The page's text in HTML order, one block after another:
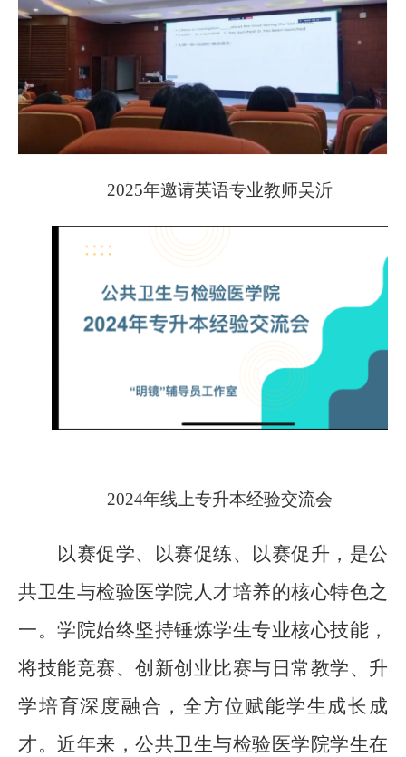
2025年邀请英语专业教师吴沂
2024年线上专升本经验交流会
以赛促学、以赛促练、以赛促升，是公
共卫生与检验医学院人才培养的核心特色之
一。学院始终坚持锤炼学生专业核心技能，
将技能竞赛、创新创业比赛与日常教学、升
学培育深度融合，全方位赋能学生成长成
才。近年来， 公共卫生与检验医学院学生在